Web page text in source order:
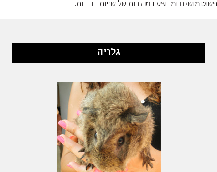
פשוט מושלם ומבוצע במהירות של שניות בודדות.
גלריה